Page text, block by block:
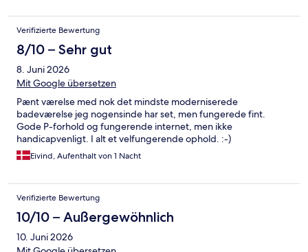
Verifizierte Bewertung
8/10 – Sehr gut
8. Juni 2026
Mit Google übersetzen
Pænt værelse med nok det mindste moderniserede
badeværelse jeg nogensinde har set, men fungerede fint.
Gode P-forhold og fungerende internet, men ikke
handicapvenligt. I alt et velfungerende ophold. :-)
Eivind, Aufenthalt von 1 Nacht
Verifizierte Bewertung
10/10 – Außergewöhnlich
10. Juni 2026